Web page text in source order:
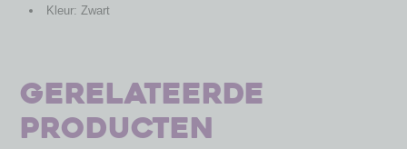
Kleur: Zwart
Gerelateerde
producten